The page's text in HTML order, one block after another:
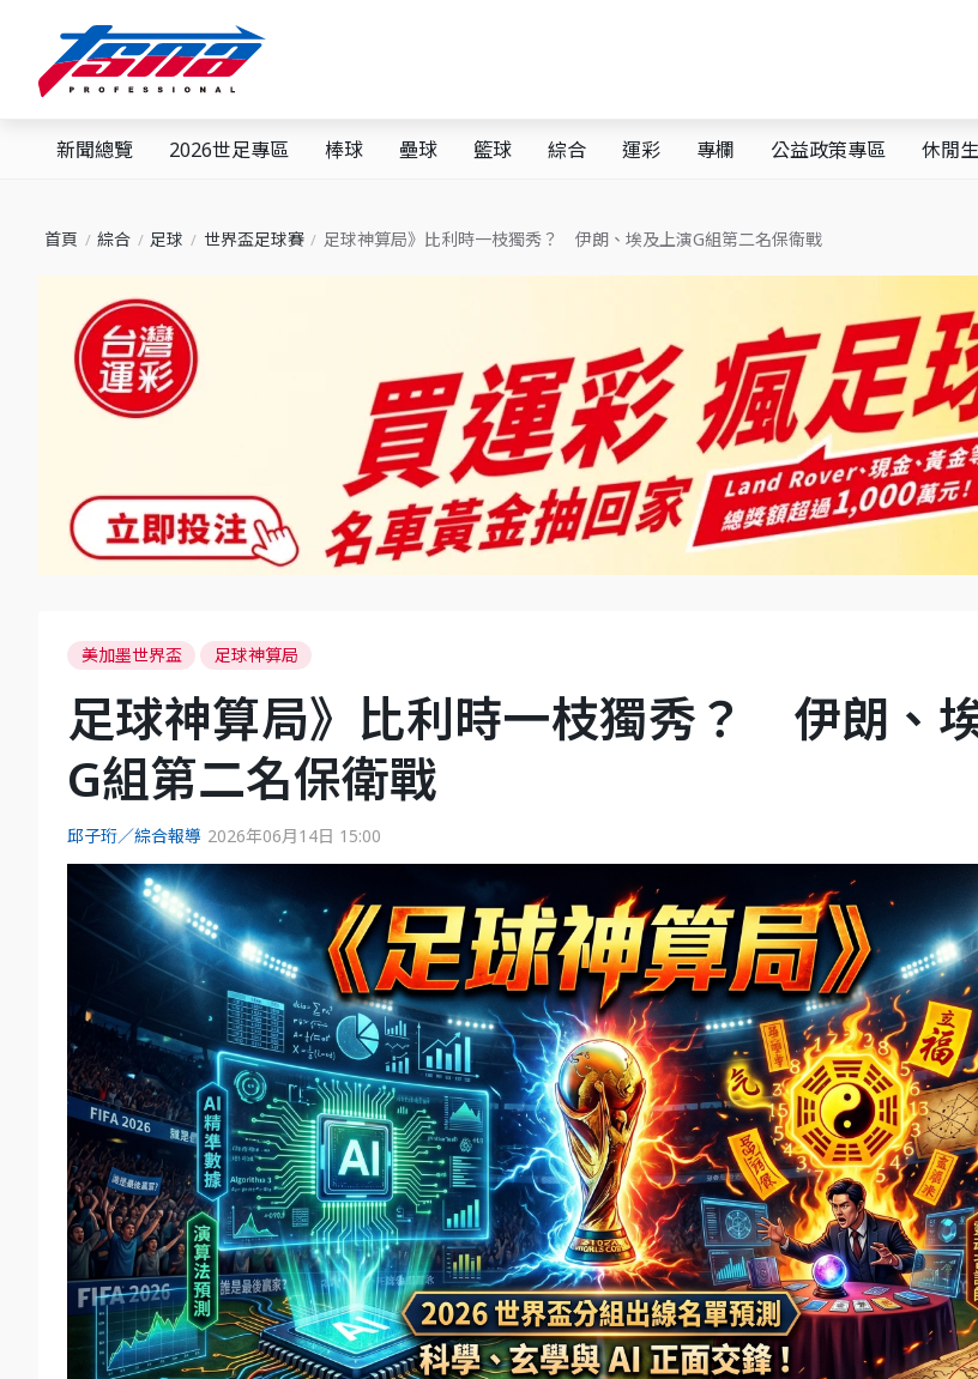
新聞總覽 2026世足專區 棒球 壘球 籃球 綜合 運彩 專欄 公益政策專區 休閒
首頁 綜合 足球 世界盃足球賽 足球神算局》比利時一枝獨秀？ 伊朗、埃及上演G組第二名保衛戰
美加墨世界盃 足球神算局
足球神算局》比利時一枝獨秀？ 伊朗、
G組第二名保衛戰
邱子珩／綜合報導 2026年06月14日 15:00